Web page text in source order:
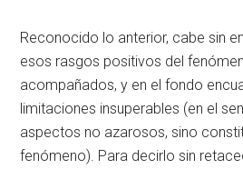
Reconocido lo anterior, cabe sin
esos rasgos positivos del
acompañados, y en el fondo
limitaciones insuperables (en el
aspectos no azarosos, sino
fenómeno). Para decirlo sin